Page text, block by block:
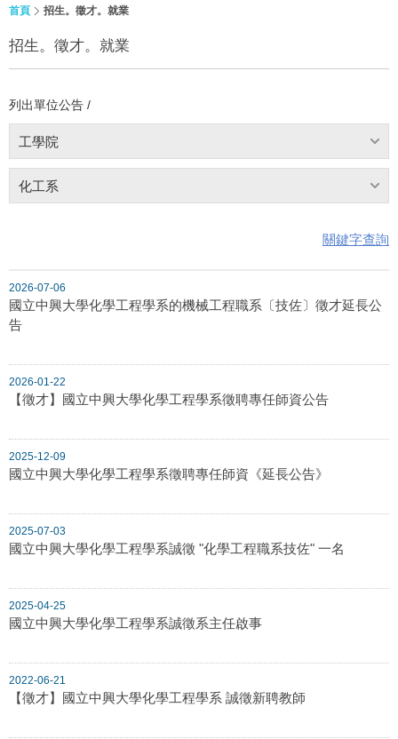
首頁 招生。徵才。就業
招生。徵才。就業
列出單位公告 /
工學院
化工系
關鍵字查詢
2026-07-06
國立中興大學化學工程學系的機械工程職系〔技佐〕徵才延長公
告
2026-01-22
【徵才】國立中興大學化學工程學系徵聘專任師資公告
2025-12-09
國立中興大學化學工程學系徵聘專任師資《延長公告》
2025-07-03
國立中興大學化學工程學系誠徵 "化學工程職系技佐" 一名
2025-04-25
國立中興大學化學工程學系誠徵系主任啟事
2022-06-21
【徵才】國立中興大學化學工程學系 誠徵新聘教師